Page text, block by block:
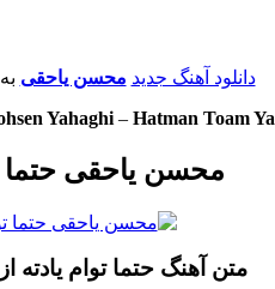
دانلود آهنگ جدید محسن یاحقی
Yahaghi– Hatman Toam
محسن یاحقی حتما
متن آهنگ حتما توام